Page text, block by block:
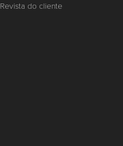
Revista do cliente